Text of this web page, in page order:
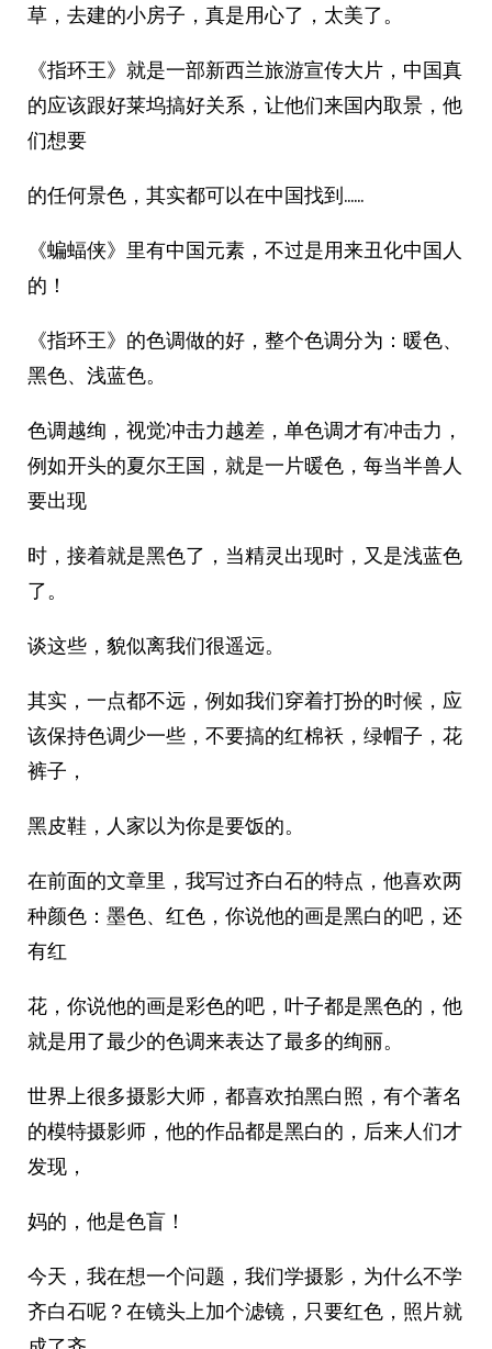
草，去建的小房子，真是用心了，太美了。
《指环王》就是一部新西兰旅游宣传大片，中国真
的应该跟好莱坞搞好关系，让他们来国内取景，他
们想要
的任何景色，其实都可以在中国找到……
《蝙蝠侠》里有中国元素，不过是用来丑化中国人
的！
《指环王》的色调做的好，整个色调分为：暖色、
黑色、浅蓝色。
色调越绚，视觉冲击力越差，单色调才有冲击力，
例如开头的夏尔王国，就是一片暖色，每当半兽人
要出现
时，接着就是黑色了，当精灵出现时，又是浅蓝色
了。
谈这些，貌似离我们很遥远。
其实，一点都不远，例如我们穿着打扮的时候，应
该保持色调少一些，不要搞的红棉袄，绿帽子，花
裤子，
黑皮鞋，人家以为你是要饭的。
在前面的文章里，我写过齐白石的特点，他喜欢两
种颜色：墨色、红色，你说他的画是黑白的吧，还
有红
花，你说他的画是彩色的吧，叶子都是黑色的，他
就是用了最少的色调来表达了最多的绚丽。
世界上很多摄影大师，都喜欢拍黑白照，有个著名
的模特摄影师，他的作品都是黑白的，后来人们才
发现，
妈的，他是色盲！
今天，我在想一个问题，我们学摄影，为什么不学
齐白石呢？在镜头上加个滤镜，只要红色，照片就